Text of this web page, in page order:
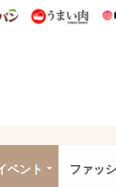
し うまいパン
ベント ファッ